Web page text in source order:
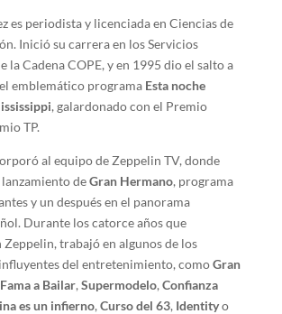
es periodista y licenciada en Ciencias de
Inició su carrera en los Servicios
la Cadena COPE, y en 1995 dio el salto a
emblemático programa Esta noche
, galardonado con el Premio
TP.
al equipo de Zeppelin TV, donde
deGran Hermano, programa
y un después en el panorama
Durante los catorce años que
Zeppelin, trabajó en algunos de los
del entretenimiento, comoGran
Fama a Bailar, Supermodelo, Confianza
es un infierno, Curso del 63, Identityo